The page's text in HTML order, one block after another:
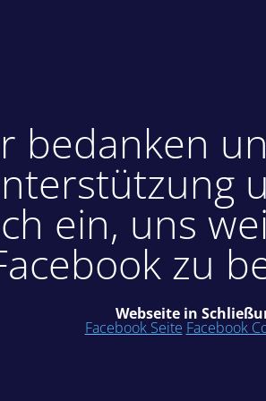
bedanken
ein, uns
zu
Webseite in
Facebook Seite Facebook